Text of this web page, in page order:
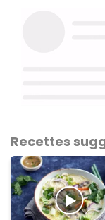
Recettes